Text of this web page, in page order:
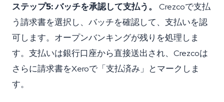
ステップ5: バッチを承認して支払う。
Crezcoで支払
う請求書を選択し、バッチを確認して、支払いを認
可します。オープンバンキングが残りを処理しま
す。支払いは銀行口座から直接送出され、Crezcoは
さらに請求書をXeroで「支払済み」とマークしま
す。